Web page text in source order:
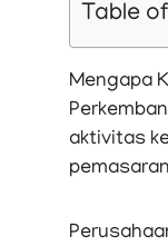
Table
Mengapa
aktivitas